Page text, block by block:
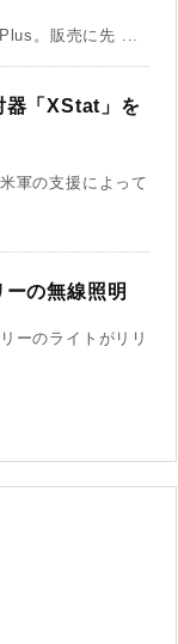
。販売に先 ...
器「XStat」を
軍の支援によって
の無線照明
ーのライトがリリ